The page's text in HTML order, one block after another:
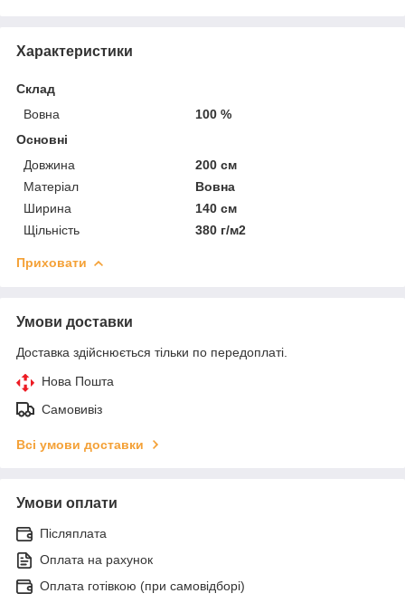
Характеристики
Склад
Вовна
100 %
Основні
Довжина
200 см
Матеріал
Вовна
Ширина
140 см
Щільність
380 г/м2
Приховати
Умови доставки
Доставка здійснюється тільки по передоплаті.
Нова Пошта
Самовивіз
Всі умови доставки
Умови оплати
Післяплата
Оплата на рахунок
Оплата готівкою (при самовідборі)